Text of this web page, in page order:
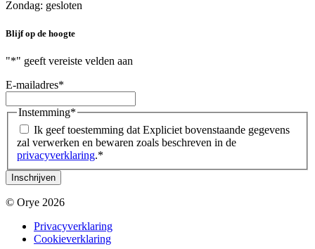
Zondag: gesloten
Blijf op de hoogte
"*" geeft vereiste velden aan
E-mailadres*
Instemming*
Ik geef toestemming dat Expliciet bovenstaande gegevens
zal verwerken en bewaren zoals beschreven in de
privacyverklaring.*
© Orye 2026
Privacyverklaring
Cookieverklaring